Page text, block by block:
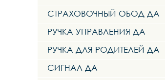
СТРАХОВОЧНЫЙ ОБОД ДА
РУЧКА УПРАВЛЕНИЯ ДА
РУЧКА ДЛЯ РОДИТЕЛЕЙ ДА
СИГНАЛ ДА